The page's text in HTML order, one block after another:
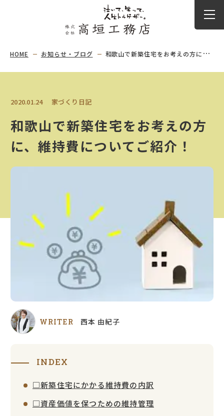
HOME お知らせ・ブログ 和歌山で新築住宅をお考えの方に、維持費についてご紹介！
2020.01.24 家づくり日記
和歌山で新築住宅をお考えの方
に、維持費についてご紹介！
WRITER 西本 由紀子
INDEX
□新築住宅にかかる維持費の内訳
□資産価値を保つための維持管理